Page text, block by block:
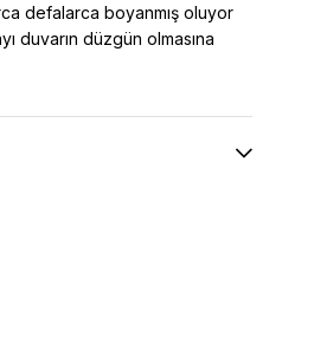
defalarca boyanmış oluyor
duvarın düzgün olmasına